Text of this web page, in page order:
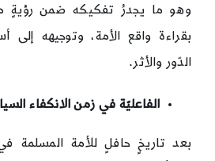
وهو ما يجدرُ تفكيكه ضمن رؤيةٍ
بقراءة واقع الأمة، وتوجيهه إلى
الدّور والأثر.
الفاعليّة في زمن الانكفاء
بعد تاريخٍ حافلٍ للأمة المسلمة في